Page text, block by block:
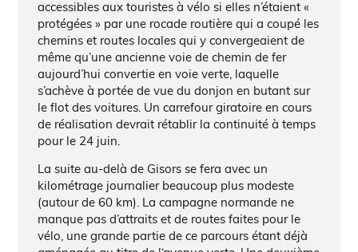
accessibles aux touristes à vélo si elles n’étaient «
protégées » par une rocade routière qui a coupé les
chemins et routes locales qui y convergeaient de
même qu’une ancienne voie de chemin de fer
aujourd’hui convertie en voie verte, laquelle
s’achève à portée de vue du donjon en butant sur
le flot des voitures. Un carrefour giratoire en cours
de réalisation devrait rétablir la continuité à temps
pour le 24 juin.
La suite au-delà de Gisors se fera avec un
kilométrage journalier beaucoup plus modeste
(autour de 60 km). La campagne normande ne
manque pas d’attraits et de routes faites pour le
vélo, une grande partie de ce parcours étant déjà